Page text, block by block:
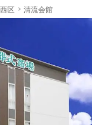
西区 清流会館